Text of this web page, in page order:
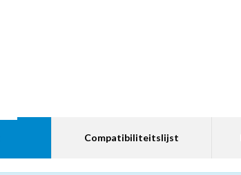
Compatibiliteitslijst